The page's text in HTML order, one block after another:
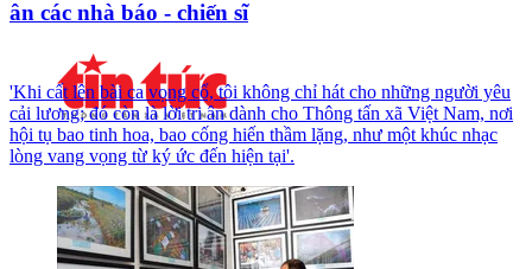
ân các nhà báo - chiến sĩ
'Khi cất lên bài ca vọng cổ, tôi không chỉ hát cho những người yêu
cải lương; đó còn là lời tri ân dành cho Thông tấn xã Việt Nam, nơi
hội tụ bao tinh hoa, bao cống hiến thầm lặng, như một khúc nhạc
lòng vang vọng từ ký ức đến hiện tại'.